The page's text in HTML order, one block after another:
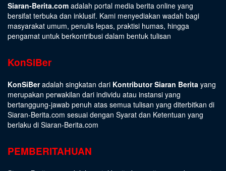
Siaran-Berita.com adalah portal media berita online yang
bersifat terbuka dan inklusif. Kami menyediakan wadah bagi
masyarakat umum, penulis lepas, praktisi humas, hingga
pengamat untuk berkontribusi dalam bentuk tulisan
KonSiBer
KonSiBeradalah singkatan dari Kontributor Siaran Berita yang
merupakan perwakilan dari individu atau instansi yang
bertanggung-jawab penuh atas semua tulisan yang diterbitkan di
Siaran-Berita.com sesuai dengan Syarat dan Ketentuan yang
berlaku di Siaran-Berita.com
PEMBERITAHUAN